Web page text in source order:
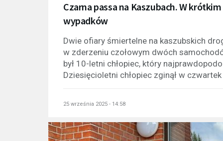
Czarna passa na Kaszubach. W
wypadków
Dwie ofiary śmiertelne na kaszubskich
w zderzeniu czołowym dwóch
był 10-letni chłopiec, który
Dziesięcioletni chłopiec zginął w czwartek
25 września 2025 - 14:58